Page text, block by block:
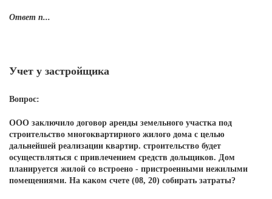
Ответ п...
Учет у застройщика
Вопрос:
ООО заключило договор аренды земельного участка под
строительство многоквартирного жилого дома с целью
дальнейшей реализации квартир. строительство будет
осуществляться с привлечением средств дольщиков. Дом
планируется жилой со встроено - пристроенными нежилыми
помещениями. На каком счете (08, 20) собирать затраты?